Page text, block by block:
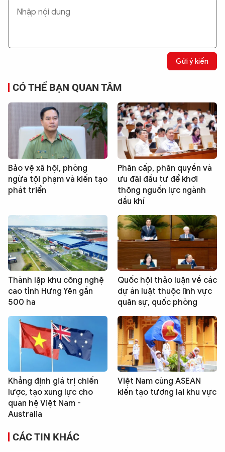
Gửi ý kiến
CÓ THỂ BẠN QUAN TÂM
Bảo vệ xã hội, phòng
ngừa tội phạm và kiến tạo
phát triển
Phân cấp, phân quyền và
ưu đãi đầu tư để khơi
thông nguồn lực ngành
dầu khí
Thành lập khu công nghệ
cao tỉnh Hưng Yên gần
500 ha
Quốc hội thảo luận về các
dự án luật thuộc lĩnh vực
quân sự, quốc phòng
Khẳng định giá trị chiến
lược, tạo xung lực cho
quan hệ Việt Nam -
Australia
Việt Nam cùng ASEAN
kiến tạo tương lai khu vực
CÁC TIN KHÁC